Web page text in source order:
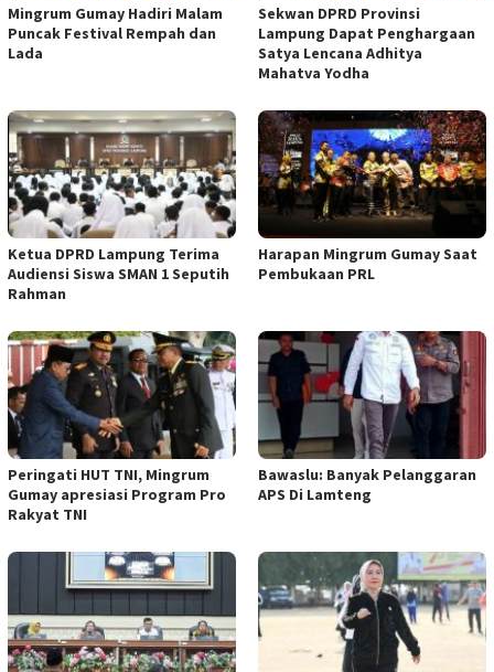
Mingrum Gumay Hadiri Malam
Puncak Festival Rempah dan
Lada
Sekwan DPRD Provinsi
Lampung Dapat Penghargaan
Satya Lencana Adhitya
Mahatva Yodha
Ketua DPRD Lampung Terima
Audiensi Siswa SMAN 1 Seputih
Rahman
Harapan Mingrum Gumay Saat
Pembukaan PRL
Peringati HUT TNI, Mingrum
Gumay apresiasi Program Pro
Rakyat TNI
Bawaslu: Banyak Pelanggaran
APS Di Lamteng